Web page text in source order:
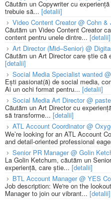
Căutăm un Copywriter cu
trebuie să... [detalii]
Video Content Creator @ Cohn &
Căutăm un Video Content Creator
content pentru unele dintre... [detalii]
Art Director (Mid–Senior) @
Căutăm un Art Director care știe că
[detalii]
Social Media Specialist wanted
Ești pasionat(ă) de social media,
Ai un ochi format pentru... [detalii]
Social Media Art Director @
Căutăm un Art Director cu
să transforme... [detalii]
ATL Account Coordinator @
We’re looking for an ATL Account
and detail-oriented professional
Senior PR Manager @ Golin
La Golin Ketchum, căutăm un
experiență, care știe... [detalii]
BTL Account Manager @ YES
Job description: We're on the
Manager to join our vibrant... [detalii]